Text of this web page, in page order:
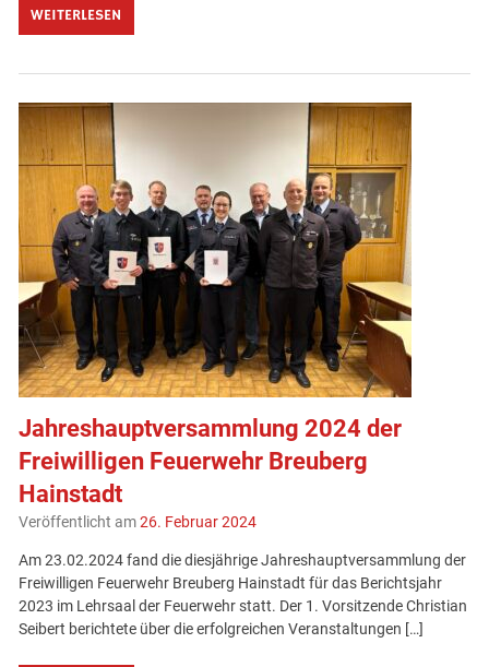
WEITERLESEN
Jahreshauptversammlung 2024 der
Freiwilligen Feuerwehr Breuberg
Hainstadt
Veröffentlicht am26. Februar 2024
Am 23.02.2024 fand die diesjährige Jahreshauptversammlung der
Freiwilligen Feuerwehr Breuberg Hainstadt für das Berichtsjahr
2023 im Lehrsaal der Feuerwehr statt. Der 1. Vorsitzende Christian
Seibert berichtete über die erfolgreichen Veranstaltungen […]